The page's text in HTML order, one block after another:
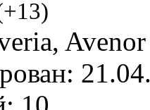
+13)
Avenor